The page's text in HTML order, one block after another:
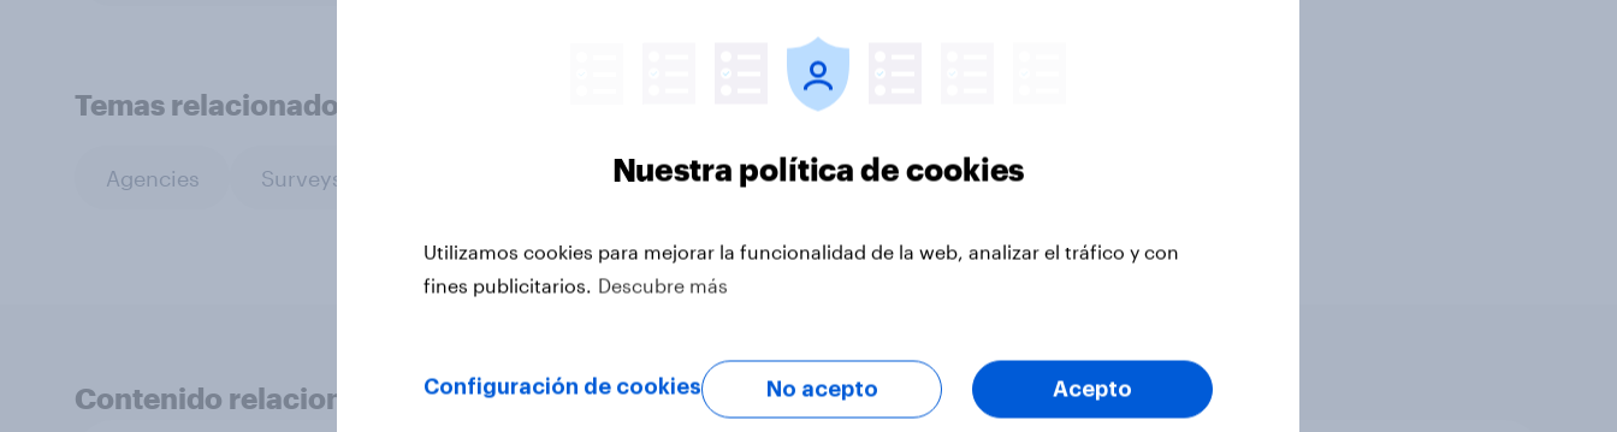
Temas relacionados
Agencies Surveys: Serviced
Contenido relacionado
Nuestra política de cookies
Utilizamos cookies para mejorar la funcionalidad de la web, analizar el tráfico y con
fines publicitarios. Descubre más
Configuración de cookies No acepto Acepto